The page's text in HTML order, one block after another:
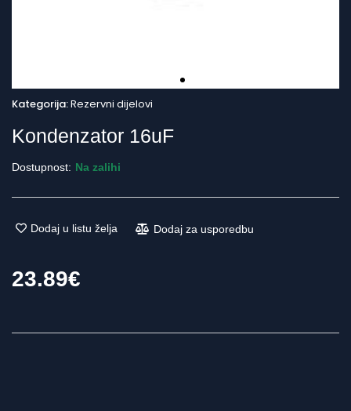
Kategorija:Rezervni dijelovi
Kondenzator 16uF
Dostupnost: Na zalihi
Dodaj u listu želja Dodaj za usporedbu
23.89€